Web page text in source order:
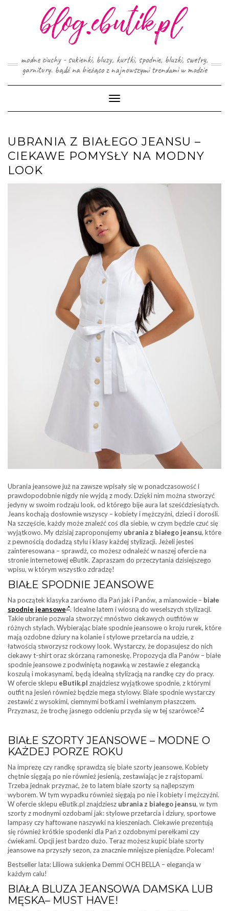
modne ciuchy - sukienki, bluzy, kurtki, spodnie, bluzki, swetry,
garnitury. bądź na bieżąco z najnowszymi trendami w modzie
Toggle
Navigation
UBRANIA Z BIAŁEGO JEANSU –
CIEKAWE POMYSŁY NA MODNY
LOOK
Ubrania jeansowe już na zawsze wpisały się w ponadczasowość i
prawdopodobnie nigdy nie wyjdą z mody. Dzięki nim można stworzyć
jedyny w swoim rodzaju look, od którego bije aura lat sześćdziesiątych.
Jeans kochają dosłownie wszyscy – kobiety i mężczyźni, dzieci i dorośli.
Na szczęście, każdy może znaleźć coś dla siebie, w czym będzie czuć się
wyjątkowo. My dzisiaj zaproponujemy ubrania z białego jeansu, które
z pewnością dodadzą stylu i klasy każdej stylizacji. Jeżeli jesteś
zainteresowana – sprawdź, co możesz odnaleźć w naszej ofercie na
stronie internetowej eButik. Zapraszam do przeczytania dzisiejszego
wpisu, w którym wszystko zdradzę!
BIAŁE SPODNIE JEANSOWE
Na początek klasyka zarówno dla Pań jak i Panów, a mianowicie – białe
spodnie jeansowe . Idealne latem i wiosną do weselszych stylizacji.
Takie ubranie pozwala stworzyć mnóstwo ciekawych outfitów w
różnych stylach. Wybierając białe spodnie jeansowe o kroju rurek, które
mają ozdobne dziury na kolanie i stylowe przetarcia na udzie, z
łatwością stworzysz rockowy look. Wystarczy, że dopasujesz do nich
ciekawy t-shirt oraz skórzaną ramoneskę. Propozycja dla Panów – białe
spodnie jeansowe z podwiniętą nogawką w zestawie z elegancką
koszulą i mokasynami, będą idealną stylizacją na randkę czy do pracy.
W ofercie sklepu eButik.pl znajdziesz wyjątkowe spodnie, z którymi
outfit na jesień również będzie mega stylowy. Białe spodnie wystarczy
zestawić z wysokimi, ciemnymi botkami i wełnianym płaszczem.
Przyznasz, że trochę jasnego odcieniu przyda się w tej szarówce?
BIAŁE SZORTY JEANSOWE – MODNE O
KAŻDEJ PORZE ROKU
Na imprezę czy randkę sprawdzą się białe szorty jeansowe. Kobiety
chętnie sięgają po nie również jesienią, zestawiając je z rajstopami.
Trzeba jednak przyznać, że to latem białe szorty są najlepszym
wyborem. W tym wypadku również sięgają po nie i kobiety i mężczyźni.
W ofercie sklepu eButik.pl znajdziesz ubrania z białego jeansu, w tym
szorty z modnymi ozdobami jak: stylowe przetarcia i dziury, sportowe
lampasy czy haftowane naszywki na kieszeniach. Ciekawie prezentują
się również krótkie spodenki dla Pań z ozdobnymi perełkami czy
ćwiekami. Opcji jest bardzo dużo. Teraz możesz kupić białe szorty
jeansowe na przyszły sezon, za znacznie mniejsze pieniądze. Polecam!
Bestseller lata: Liliowa sukienka Demmi OCH BELLA – elegancja w
każdym calu!
BIAŁA BLUZA JEANSOWA DAMSKA LUB
MĘSKA– MUST HAVE!